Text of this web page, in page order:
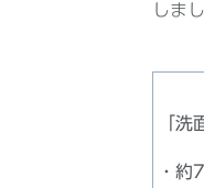
しま
「洗
約